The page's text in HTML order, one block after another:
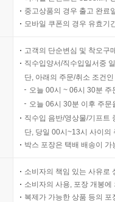
중고상품의 경우 출고 완료
모바일 쿠폰의 경우 유효기
고객의 단순변심 및 착오구
직수입양서/직수입일서중
단, 아래의 주문/취소 조건
오늘 00시 ~ 06시 30분
오늘 06시 30분 이후 주
직수입 음반/영상물/기프트
단, 당일 00시~13시 사이의
박스 포장은 택배 배송이
소비자의 책임 있는 사유로
소비자의 사용, 포장 개봉
복제가 가능한 상품 등의